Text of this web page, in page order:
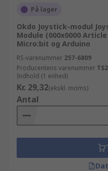
På lager
Okdo Joystick-modul
Module (000x0000
Micro:bit og Arduino
RS-varenummer 257-6809
Producentens varenummer
Indhold (1 enhed)
Kr. 29,32(ekskl. moms)
Antal